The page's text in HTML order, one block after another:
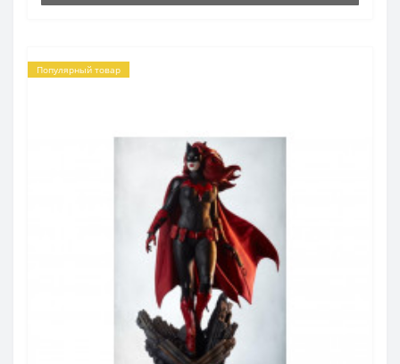
Популярный товар